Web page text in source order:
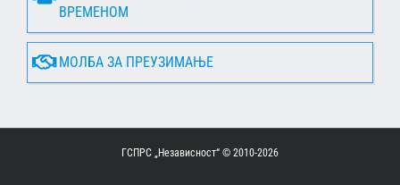
ВРЕМЕНОМ
МОЛБА ЗА ПРЕУЗИМАЊЕ
ГСПРС „Независност“ © 2010-2026